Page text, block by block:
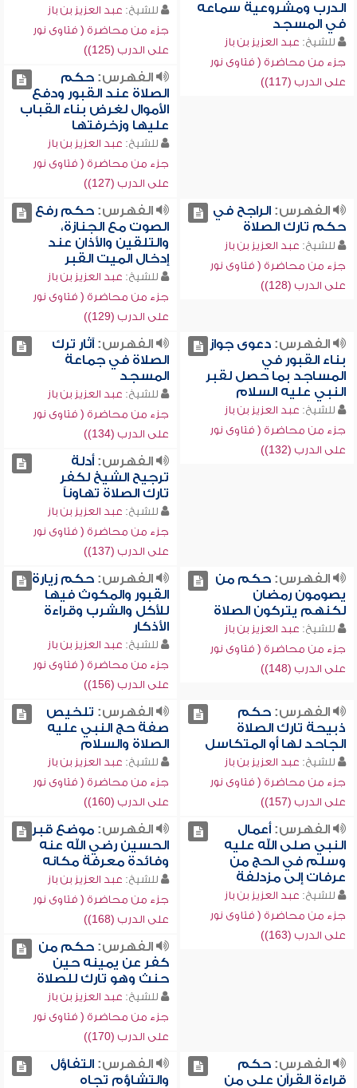
الدرب ومشروعية سماعه
في المسجد
للشيخ: عبد العزيز بن باز
جزء من محاضرة ( فتاوى نور
على الدرب (117))
للشيخ: عبد العزيز بن باز
جزء من محاضرة ( فتاوى نور
على الدرب (125))
الفهرس:حكم
الصلاة عند القبور ودفع
الأموال لغرض بناء القباب
عليها وزخرفتها
للشيخ: عبد العزيز بن باز
جزء من محاضرة ( فتاوى نور
على الدرب (127))
الفهرس:الراجح في
حكم تارك الصلاة
للشيخ: عبد العزيز بن باز
جزء من محاضرة ( فتاوى نور
على الدرب (128))
الفهرس:حكم رفع
الصوت مع الجنازة،
والتلقين والأذان عند
إدخال الميت القبر
للشيخ: عبد العزيز بن باز
جزء من محاضرة ( فتاوى نور
على الدرب (129))
الفهرس:دعوى جواز
بناء القبور في
المساجد بما حصل لقبر
النبي عليه السلام
للشيخ: عبد العزيز بن باز
جزء من محاضرة ( فتاوى نور
على الدرب (132))
الفهرس:آثار ترك
الصلاة في جماعة
المسجد
للشيخ: عبد العزيز بن باز
جزء من محاضرة ( فتاوى نور
على الدرب (134))
الفهرس:أدلة
ترجيح الشيخ لكفر
تارك الصلاة تهاوناً
للشيخ: عبد العزيز بن باز
جزء من محاضرة ( فتاوى نور
على الدرب (137))
الفهرس:حكم من
يصومون رمضان
لكنهم يتركون الصلاة
للشيخ: عبد العزيز بن باز
جزء من محاضرة ( فتاوى نور
على الدرب (148))
الفهرس:حكم زيارة
القبور والمكوث فيها
للأكل والشرب وقراءة
الأذكار
للشيخ: عبد العزيز بن باز
جزء من محاضرة ( فتاوى نور
على الدرب (156))
الفهرس:حكم
ذبيحة تارك الصلاة
الجاحد لها أو المتكاسل
للشيخ: عبد العزيز بن باز
جزء من محاضرة ( فتاوى نور
على الدرب (157))
الفهرس: تلخيص
صفة حج النبي عليه
الصلاة والسلام
للشيخ: عبد العزيز بن باز
جزء من محاضرة ( فتاوى نور
على الدرب (160))
الفهرس:أعمال
النبي صلى الله عليه
وسلم في الحج من
عرفات إلى مزدلفة
للشيخ: عبد العزيز بن باز
جزء من محاضرة ( فتاوى نور
على الدرب (163))
الفهرس:موضع قبر
الحسين رضي الله عنه
وفائدة معرفة مكانه
للشيخ: عبد العزيز بن باز
جزء من محاضرة ( فتاوى نور
على الدرب (168))
الفهرس:حكم من
كفر عن يمينه حين
حنث وهو تارك للصلاة
للشيخ: عبد العزيز بن باز
جزء من محاضرة ( فتاوى نور
على الدرب (170))
الفهرس:حكم
قراءة القرآن على من
الفهرس:التفاؤل
والتشاؤم تجاه